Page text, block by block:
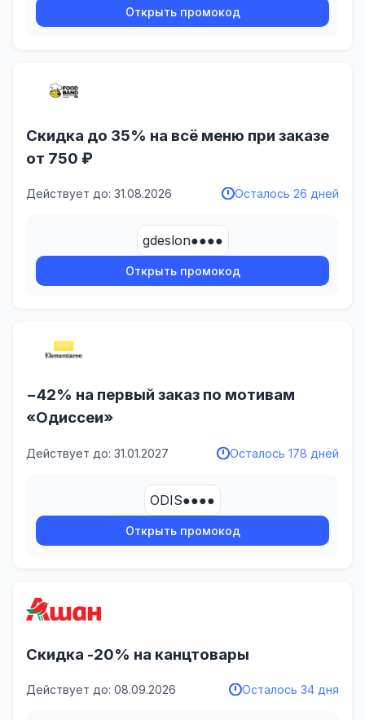
Открыть промокод
Скидка до 35% на всё меню при заказе
от 750 ₽
Действует до: 31.08.2026 Осталось 26 дней
gdeslon●●●●
Открыть промокод
−42% на первый заказ по мотивам
«Одиссеи»
Действует до: 31.01.2027 Осталось 178 дней
ODIS●●●●
Открыть промокод
Скидка -20% на канцтовары
Действует до: 08.09.2026 Осталось 34 дня